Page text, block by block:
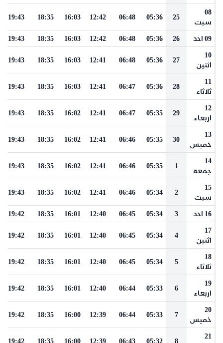
08
سبت
25
05:36
06:48
12:42
16:03
18:35
19:43
09 احد 26
05:36
06:48
12:42
16:03
18:35
19:43
10
اثنين
27
05:36
06:48
12:41
16:03
18:35
19:43
11
ثلاثاء
28
05:36
06:47
12:41
16:03
18:35
19:43
12
اربعاء
29
05:35
06:47
12:41
16:02
18:35
19:43
13
خميس
30
05:35
06:46
12:41
16:02
18:35
19:43
14
جمعة
1
05:35
06:46
12:41
16:02
18:35
19:43
15
سبت
2
05:34
06:46
12:41
16:02
18:35
19:43
16 احد 3
05:34
06:45
12:40
16:01
18:35
19:42
17
اثنين
4
05:34
06:45
12:40
16:01
18:35
19:42
18
ثلاثاء
5
05:34
06:45
12:40
16:01
18:35
19:42
19
اربعاء
6
05:33
06:44
12:40
16:01
18:35
19:42
20
خميس
7
05:33
06:44
12:39
16:00
18:35
19:42
21
8
05:32
06:43
12:39
16:00
18:35
19:42